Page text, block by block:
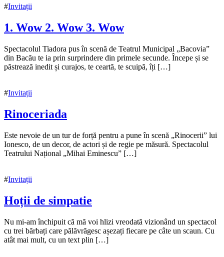
#Invitații
1. Wow 2. Wow 3. Wow
15
noiembrie
2021
Spectacolul Tiadora pus în scenă de Teatrul Municipal „Bacovia”
din Bacău te ia prin surprindere din primele secunde. Începe și se
păstrează inedit și curajos, te ceartă, te scuipă, îți […]
#Invitații
Rinoceriada
15
noiembrie
2021
Este nevoie de un tur de forță pentru a pune în scenă „Rinocerii” lui
Ionesco, de un decor, de actori și de regie pe măsură. Spectacolul
Teatrului Național „Mihai Eminescu” […]
#Invitații
Hoții de simpatie
15
noiembrie
202115
Nu mi-am închipuit că mă voi hlizi vreodată vizionând un spectacol
cu trei bărbați care pălăvrăgesc așezați fiecare pe câte un scaun. Cu
atât mai mult, cu un text plin […]